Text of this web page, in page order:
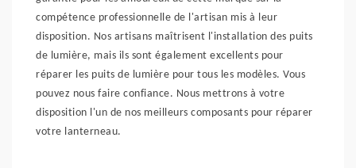
compétence professionnelle de l'artisan mis à leur
disposition. Nos artisans maîtrisent l'installation des puits
de lumière, mais ils sont également excellents pour
réparer les puits de lumière pour tous les modèles. Vous
pouvez nous faire confiance. Nous mettrons à votre
disposition l'un de nos meilleurs composants pour réparer
votre lanterneau.